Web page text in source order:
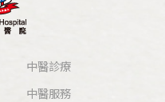
中醫診療
中醫服務